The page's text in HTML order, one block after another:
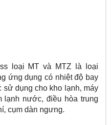
loại MT và MTZ là loại
ứng dụng có nhiệt độ bay
dụng cho kho lạnh, máy
lạnh nước, điều hòa trung
cụm dàn ngưng.